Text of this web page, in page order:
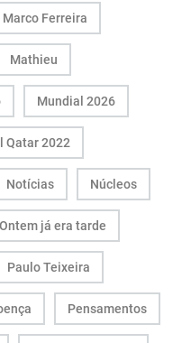
Marco Ferreira
Mathieu
Mundial 2026
Qatar 2022
Notícias Núcleos
Ontem já era tarde
Paulo Teixeira
Pensamentos